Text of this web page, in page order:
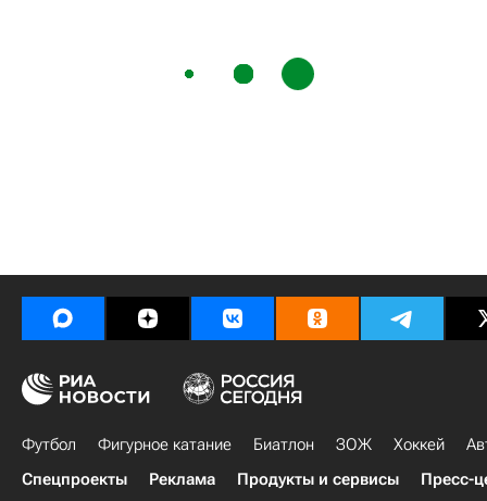
Футбол Фигурное катание Биатлон ЗОЖ Хоккей
Спецпроекты
Реклама Продукты и сервисы Пресс-